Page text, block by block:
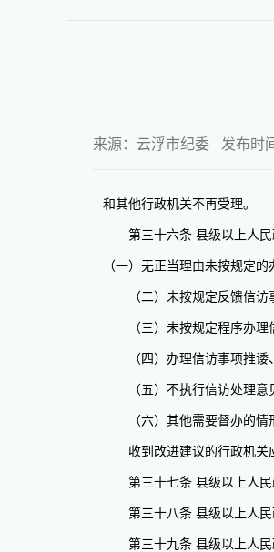
来源：云浮市纪委 发布时
和其他行政机关不再受理。
第三十六条 县级以上人民
（一）无正当理由未按规定
（二）未按规定反馈信访
（三）未按规定程序办理
（四）办理信访事项推诿
（五）不执行信访处理意
（六）其他需要督办的情
收到改进建议的行政机关应
第三十七条 县级以上人民
第三十八条 县级以上人民
第三十九条 县级以上人民